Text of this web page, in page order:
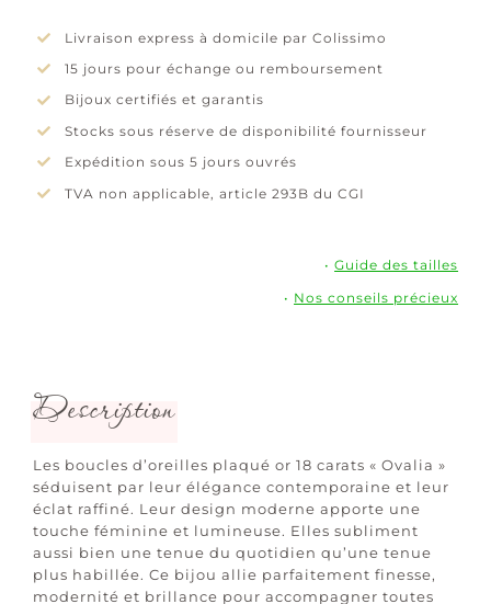
Plaqué
or
Livraison express à domicile par Colissimo
15 jours pour échange ou remboursement
Bijoux certifiés et garantis
Stocks sous réserve de disponibilité fournisseur
Expédition sous 5 jours ouvrés
TVA non applicable, article 293B du CGI
•Guide des tailles
• Nos conseils précieux
Description
Les boucles d’oreilles plaqué or 18 carats « Ovalia »
séduisent par leur élégance contemporaine et leur
éclat raffiné. Leur design moderne apporte une
touche féminine et lumineuse. Elles subliment
aussi bien une tenue du quotidien qu’une tenue
plus habillée. Ce bijou allie parfaitement finesse,
modernité et brillance pour accompagner toutes